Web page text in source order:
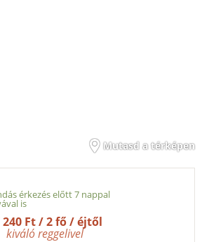
Mutasd a térképen
érkezés előtt 7 nappal
is
240 Ft / 2 fő / éjtől
kiváló reggelivel